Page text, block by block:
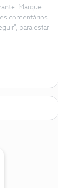
Marque
comentários.
para estar